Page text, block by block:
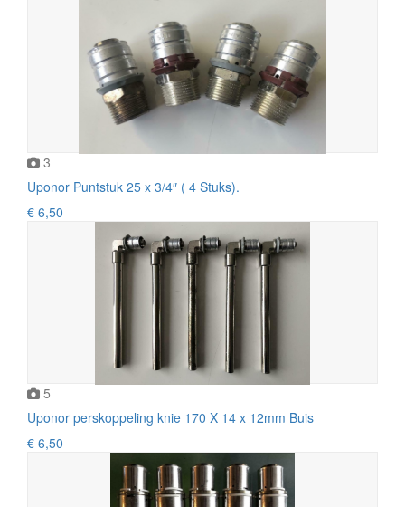
3
Uponor Puntstuk 25 x 3/4″ ( 4 Stuks).
€ 6,50
5
Uponor perskoppeling knie 170 X 14 x 12mm Buis
€ 6,50